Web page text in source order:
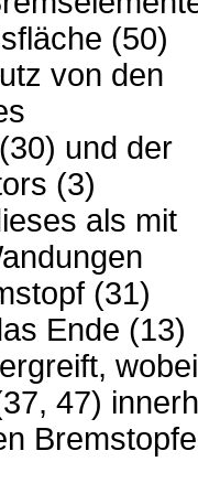
(50)
von den
und der
(3)
als mit
(31)
Ende (13)
wobei
47)